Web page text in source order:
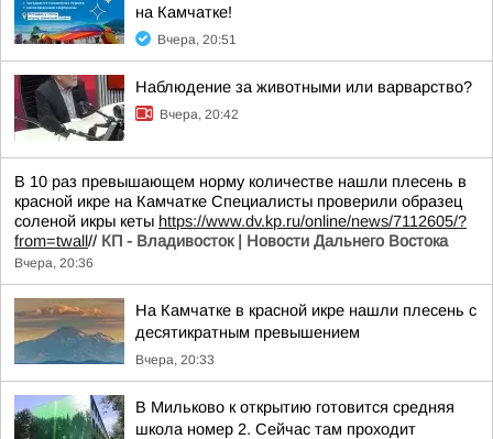
на Камчатке!
Вчера, 20:51
Наблюдение за животными или варварство?
Вчера, 20:42
В 10 раз превышающем норму количестве нашли плесень в
красной икре на Камчатке Специалисты проверили образец
соленой икры кеты https://www.dv.kp.ru/online/news/7112605/?
from=twall// КП - Владивосток | Новости Дальнего Востока
Вчера, 20:36
На Камчатке в красной икре нашли плесень с
десятикратным превышением
Вчера, 20:33
В Мильково к открытию готовится средняя
школа номер 2. Сейчас там проходит